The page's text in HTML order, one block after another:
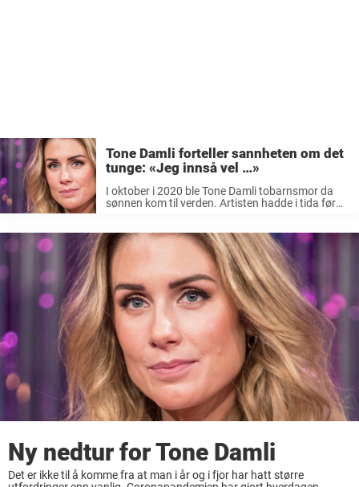
Tone Damli forteller sannheten om det
tunge: «Jeg innså vel …»
I oktober i 2020 ble Tone Damli tobarnsmor da
sønnen kom til verden. Artisten hadde i tida før
Ny nedtur for Tone Damli
Det er ikke til å komme fra at man i år og i fjor har hatt større